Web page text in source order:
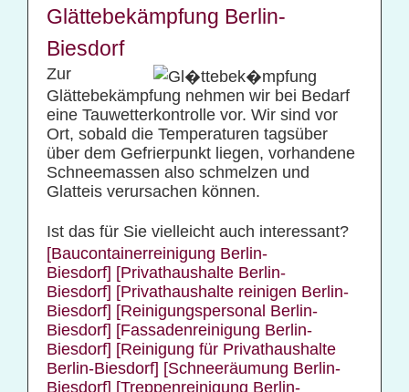
Glättebekämpfung Berlin-
Biesdorf
Zur
Glättebekämpfung nehmen wir bei Bedarf
eine Tauwetterkontrolle vor. Wir sind vor
Ort, sobald die Temperaturen tagsüber
über dem Gefrierpunkt liegen, vorhandene
Schneemassen also schmelzen und
Glatteis verursachen können.
Ist das für Sie vielleicht auch interessant?
[Baucontainerreinigung Berlin-
Biesdorf] [Privathaushalte Berlin-
Biesdorf] [Privathaushalte reinigen Berlin-
Biesdorf] [Reinigungspersonal Berlin-
Biesdorf] [Fassadenreinigung Berlin-
Biesdorf] [Reinigung für Privathaushalte
Berlin-Biesdorf] [Schneeräumung Berlin-
Biesdorf] [Treppenreinigung Berlin-